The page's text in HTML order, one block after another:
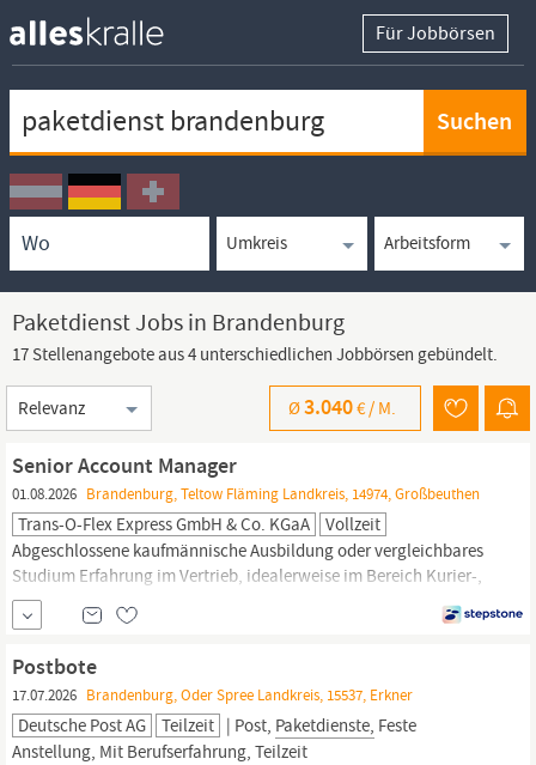
Für Jobbörsen
Ortssuche
Umkreissuche
Arbeitsform
Paketdienst Jobs in Brandenburg
17 Stellenangebote aus 4 unterschiedlichen Jobbörsen gebündelt.
Sortierung
Ø3.040€ / M.
Senior Account Manager
01.08.2026 Brandenburg, Teltow Fläming Landkreis, 14974, Großbeuthen
Trans-O-Flex Express GmbH & Co. KGaA
Vollzeit
Abgeschlossene kaufmännische Ausbildung oder vergleichbares
Studium Erfahrung im Vertrieb, idealerweise im Bereich Kurier-,
Express-,
Paketdienst-/Logistikbranche
Mobilität und Reisebereitschaft Überzeugungskraft,
verkäuferisches Talent Eigenständiges, erfolgsorientiertes
sowie...
Postbote
17.07.2026 Brandenburg, Oder Spree Landkreis, 15537, Erkner
Deutsche Post AG Teilzeit | Post, Paketdienste, Feste
Anstellung, Mit Berufserfahrung, Teilzeit